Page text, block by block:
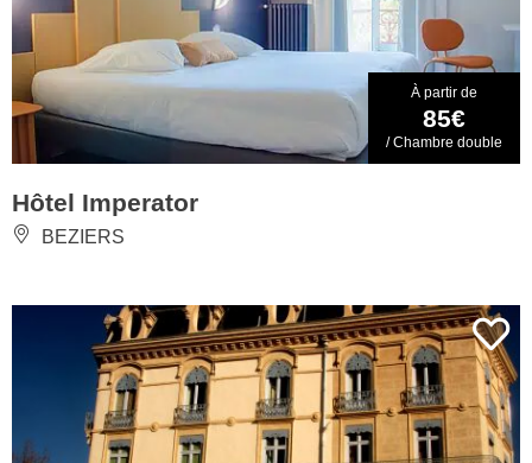
À partir de
85€
/ Chambre double
Hôtel Imperator
BEZIERS